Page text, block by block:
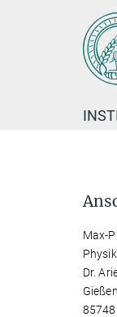
Max-
Physik
Dr.